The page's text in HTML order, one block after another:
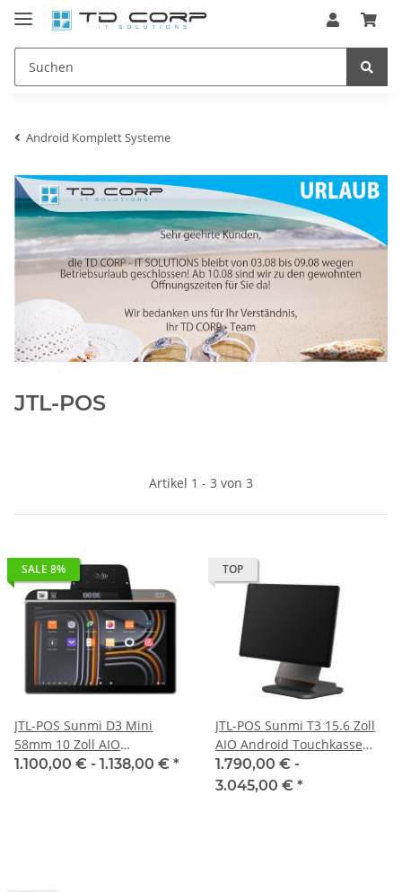
Android Komplett Systeme
JTL-POS
Artikel 1 - 3 von 3
SALE 8%
JTL-POS Sunmi D3 Mini
58mm 10 Zoll AIO
Androidkasse mit TSE und
1.100,00 € - 1.138,00 € *
TOP
JTL-POS Sunmi T3 15.6 Zoll
AIO Android Touchkasse
inkl. TSE, Drucker und
Einrichtung
1.790,00 € -
3.045,00 € *